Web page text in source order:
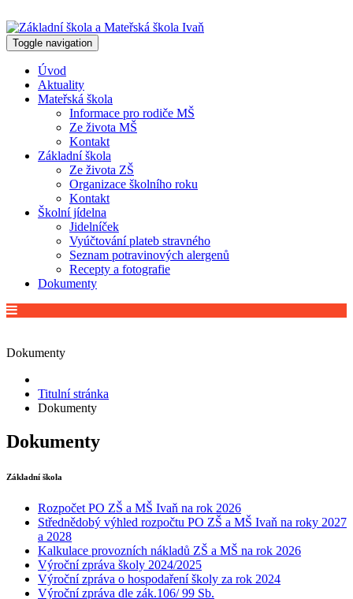
Toggle navigation
Úvod
Aktuality
Mateřská škola
Informace pro rodiče MŠ
Ze života MŠ
Kontakt
Základní škola
Ze života ZŠ
Organizace školního roku
Kontakt
Školní jídelna
Jidelníček
Vyúčtování plateb stravného
Seznam potravinových alergenů
Recepty a fotografie
Dokumenty
Dokumenty
Titulní stránka
Dokumenty
Dokumenty
Základní škola
Rozpočet PO ZŠ a MŠ Ivaň na rok 2026
Střednědobý výhled rozpočtu PO ZŠ a MŠ Ivaň na roky 2027
a 2028
Kalkulace provozních nákladů ZŠ a MŠ na rok 2026
Výroční zpráva školy 2024/2025
Výroční zpráva o hospodaření školy za rok 2024
Výroční zpráva dle zák.106/ 99 Sb.